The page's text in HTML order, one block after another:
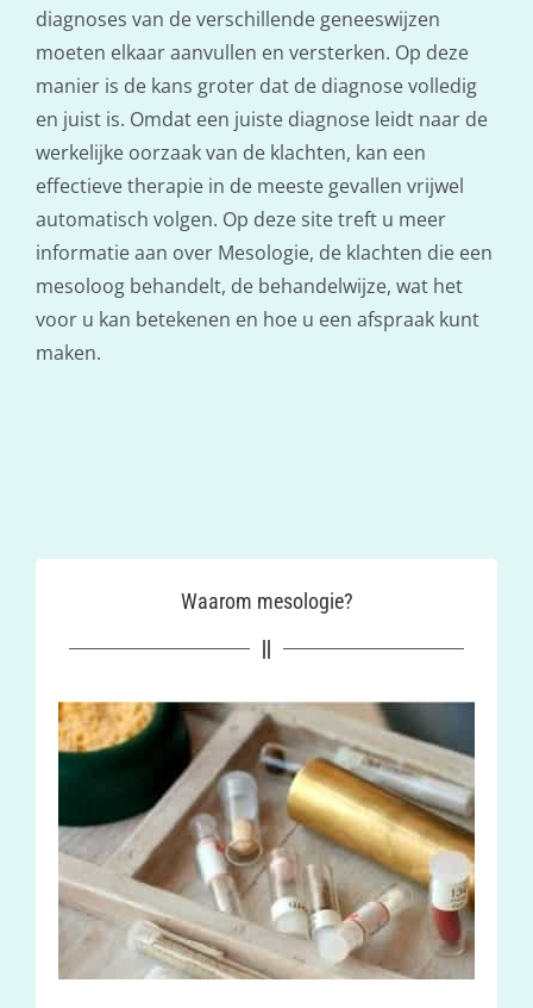
diagnoses van de verschillende geneeswijzen
moeten elkaar aanvullen en versterken. Op deze
manier is de kans groter dat de diagnose volledig
en juist is. Omdat een juiste diagnose leidt naar de
werkelijke oorzaak van de klachten, kan een
effectieve therapie in de meeste gevallen vrijwel
automatisch volgen. Op deze site treft u meer
informatie aan over Mesologie, de klachten die een
mesoloog behandelt, de behandelwijze, wat het
voor u kan betekenen en hoe u een afspraak kunt
maken.
Waarom mesologie?